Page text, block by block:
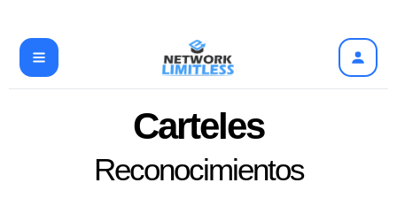
Ir
al
contenido
Carteles
Reconocimientos